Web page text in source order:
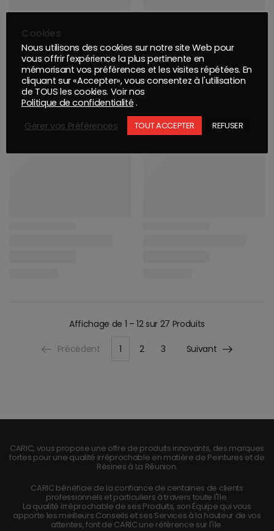
Affichage de 1 – 12 sur 27 Produits
Précédent 1 2 3 Suivant
CARIC, vous propose une offre de produits innovants, des marques
fortes pour une qualité irréprochable en matière de Peintures et de
Résines à La Réunion.
CARIC bénéficie de la confiance de centaines de clients
professionnels et particuliers à travers toute l'île.
La qualité irréprochable de ses Produits, son Équipe qui vous
apporte les meilleurs Conseils et ses Services à la hauteur de vos
attentes, font de CARIC une référence sur l'île.
Cookies
Nous utilisons des cookies sur notre site Web pour
vous offrir l'expérience la plus pertinente en
mémorisant vos préférences et les visites répétées. En
cliquant sur «Accepter», vous consentez à l'utilisation
de TOUS les cookies. Voir nos
Politique de confidentialité .
Gérer vos Préférences
TOUT ACCEPTER REFUSER